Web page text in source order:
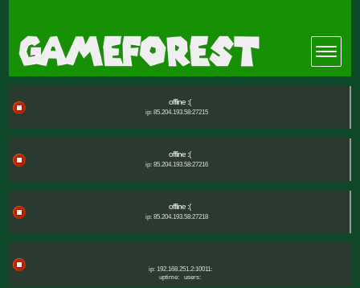
offline :(
ip: 85.204.193.58:27215
offline :(
ip: 85.204.193.58:27216
offline :(
ip: 85.204.193.58:27218
ip: 192.168.251.2:10011:
uptime:
users: